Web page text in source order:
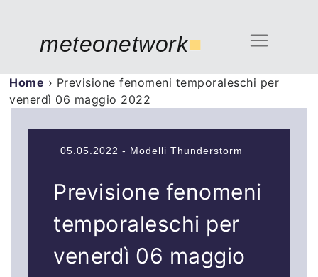
meteonetwork■
Home › Previsione fenomeni temporaleschi per
venerdì 06 maggio 2022
05.05.2022 - Modelli Thunderstorm
Previsione fenomeni
temporaleschi per
venerdì 06 maggio